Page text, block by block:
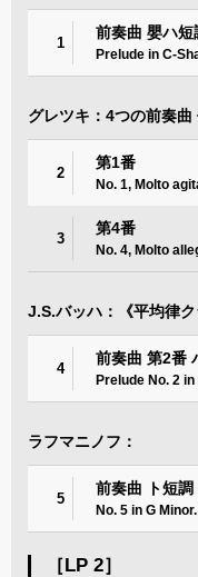
1
前奏曲 嬰ハ
Prelude in C-
グレツキ：4つの前奏曲
2
第1番
No. 1, Molto
3
第4番
No. 4, Molto
J.S.バッハ：《平均律
4
前奏曲 第2番
Prelude No. 2 in
ラフマニノフ：
5
前奏曲 ト短
No. 5 in G
［LP 2］